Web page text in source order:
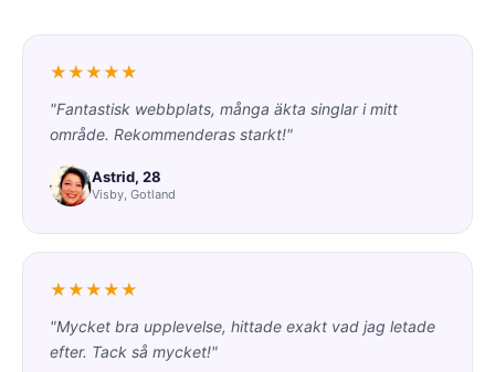
★★★★★
"Fantastisk webbplats, många äkta singlar i mitt
område. Rekommenderas starkt!"
Astrid, 28
Visby, Gotland
★★★★★
"Mycket bra upplevelse, hittade exakt vad jag letade
efter. Tack så mycket!"